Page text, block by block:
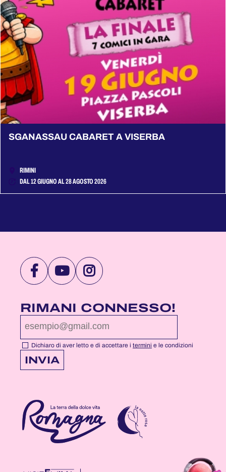
SGANASSAU CABARET A VISERBA
RIMINI
DAL 12 GIUGNO AL 28 AGOSTO 2026
VISITA
PAGINA
FACEBOOK
DI
NOTTEROSA
VISITA
PAGINA
YOUTUBE
DI
NOTTEROSA
VISITA
PAGINA
INSTAGRAM
DI
NOTTEROSA
RIMANI CONNESSO!
Dichiaro di aver letto e di accettare i termini e le condizioni
INVIA